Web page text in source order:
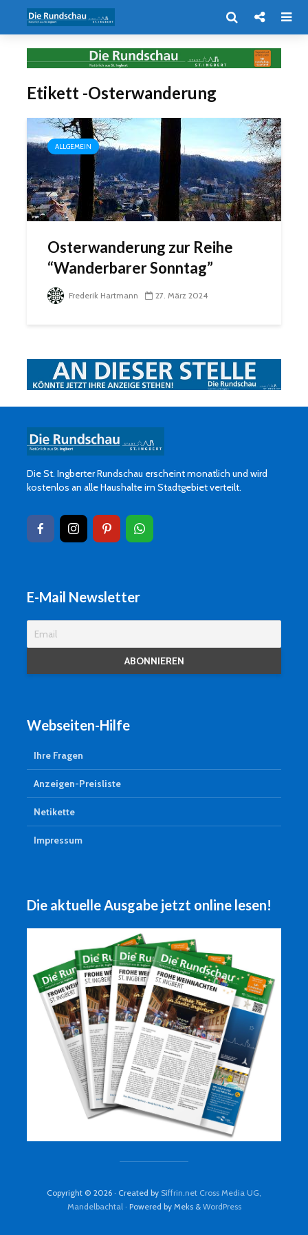
Etikett -Osterwanderung
ALLGEMEIN
Osterwanderung zur Reihe
“Wanderbarer Sonntag”
Frederik Hartmann 27. März 2024
Die St. Ingberter Rundschau erscheint monatlich und wird
kostenlos an alle Haushalte im Stadtgebiet verteilt.
E-Mail Newsletter
Webseiten-Hilfe
Ihre Fragen
Anzeigen-Preisliste
Netikette
Impressum
Die aktuelle Ausgabe jetzt online lesen!
Copyright © 2026 · Created by Siffrin.net Cross Media UG,
Mandelbachtal· Powered by Meks & WordPress